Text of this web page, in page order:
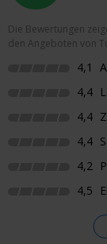
Die Bewertungen
den Angeboten von
4,1
4,4
4,4
4,4
4,2
4,5